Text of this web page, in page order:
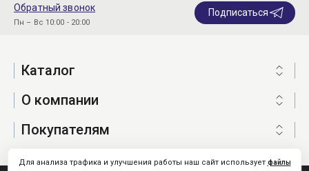
Обратный звонок
Пн – Вс 10:00 - 20:00
Подписаться
Каталог
О компании
Покупателям
Для анализа трафика и улучшения работы наш сайт использует файлы